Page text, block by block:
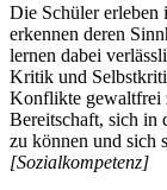
Die Schüler erleben
erkennen deren
lernen dabei
Kritik und
Konflikte gewaltfrei
Bereitschaft, sich in
zu können und sich
[Sozialkompetenz]